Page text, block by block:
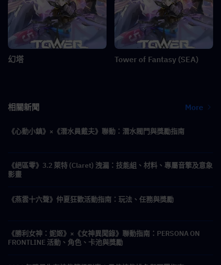
幻塔 Tower of Fantasy (SEA)
相關新聞 More
《心動小鎮》×《潛水員戴夫》聯動：潛水閥門與獎勵指南
《絕區零》3.2 萊特 (Claret) 洩漏：技能組、材料、專屬音擎及意象
影畫
《燕雲十六聲》仲夏狂歡活動指南：玩法、任務與獎勵
《勝利女神：妮姬》×《女神異聞錄》聯動指南：PERSONA ON
FRONTLINE 活動、角色、卡池與獎勵